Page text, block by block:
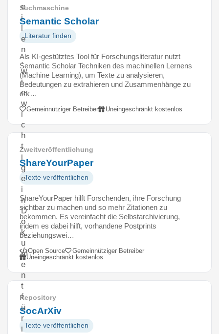
e
i
l
e
n
,
w
i
e
w
i
c
h
t
i
g
e
i
n
D
o
k
u
m
e
n
t
f
ü
r
i
Suchmaschine
Semantic Scholar
Literatur finden
Als KI-gestütztes Tool für Forschungsliteratur nutzt
Semantic Scholar Techniken des machinellen Lernens
(Machine Learning), um Texte zu analysieren,
Bedeutungen zu extrahieren und Zusammenhänge zu
erk…
Gemeinnütziger Betreiber Uneingeschränkt kostenlos
Zweitveröffentlichung
ShareYourPaper
Texte veröffentlichen
ShareYourPaper hilft Forschenden, ihre Forschung
sichtbar zu machen und so mehr Zitationen zu
bekommen. Es vereinfacht die Selbstarchivierung,
indem es dabei hilft, vorhandene Postprints
beziehungswei…
Open Source
Gemeinnütziger Betreiber
Uneingeschränkt kostenlos
Repository
SocArXiv
Texte veröffentlichen